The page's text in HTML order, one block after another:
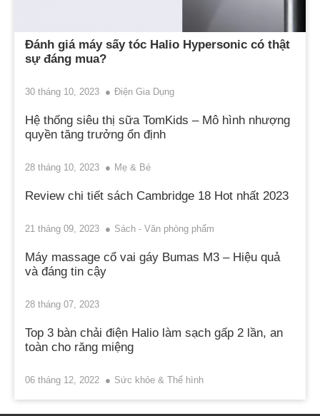
Đánh giá máy sấy tóc Halio Hypersonic có thật
sự đáng mua?
30 tháng 10, 2023 Điện Gia Dụng
Hệ thống siêu thị sữa TomKids – Mô hình nhượng
quyền tăng trưởng ổn định
28 tháng 10, 2023 Mẹ & Bé
Review chi tiết sách Cambridge 18 Hot nhất 2023
21 tháng 09, 2023 Sách - Văn phòng phẩm
Máy massage cổ vai gáy Bumas M3 – Hiệu quả
và đáng tin cậy
28 tháng 07, 2023
Top 3 bàn chải điện Halio làm sạch gấp 2 lần, an
toàn cho răng miệng
06 tháng 12, 2022 Sức khỏe & Thể hình